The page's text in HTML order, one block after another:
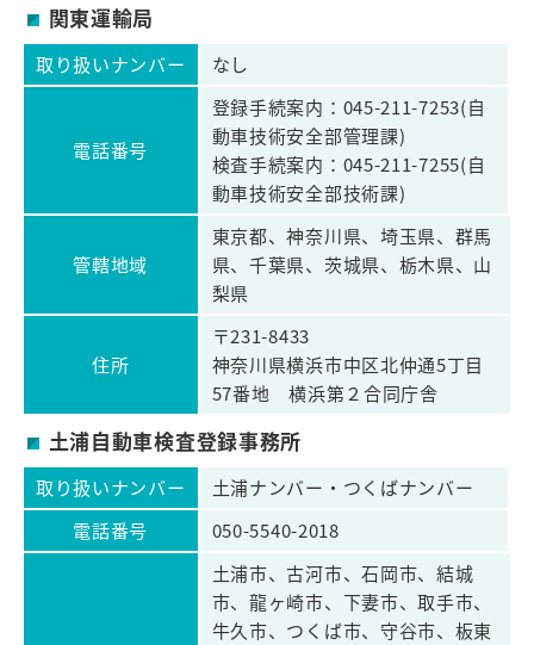
関東運輸局
取り扱いナンバー なし
電話番号
登録手続案内：045-211-7253(自
動車技術安全部管理課)
検査手続案内：045-211-7255(自
動車技術安全部技術課)
管轄地域
東京都、神奈川県、埼玉県、群馬
県、千葉県、茨城県、栃木県、山
梨県
住所
〒231-8433
神奈川県横浜市中区北仲通5丁目
57番地 横浜第２合同庁舎
土浦自動車検査登録事務所
取り扱いナンバー
土浦ナンバー・つくばナンバー
電話番号
050-5540-2018
土浦市、古河市、石岡市、結城
市、龍ヶ崎市、下妻市、取手市、
牛久市、つくば市、守谷市、板東